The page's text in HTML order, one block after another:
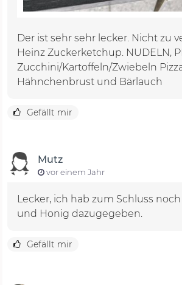
Der ist sehr sehr lecker. Nicht zu
Heinz Zuckerketchup. NUDELN,
Zucchini/Kartoffeln/Zwiebeln
Hähnchenbrust und Bärlauch
Gefällt mir
Mutz
vor einem Jahr
Lecker, ich hab zum Schluss noch
und Honig dazugegeben.
Gefällt mir